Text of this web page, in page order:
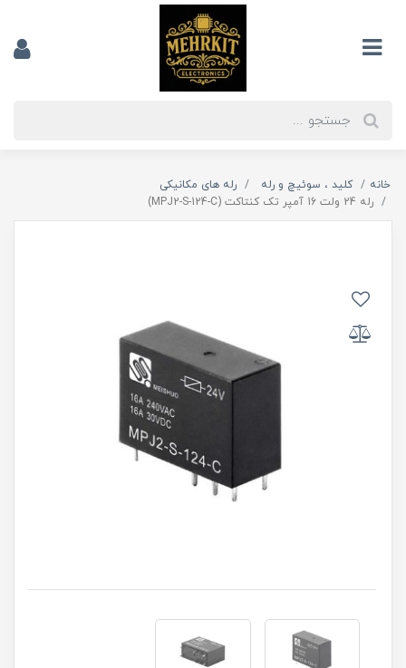
خانه کلید ، سوئیچ و رله
رله های مکانیکی
رله 24 ولت 16 آمپر تک کنتاکت (MPJ2-S-124-C)